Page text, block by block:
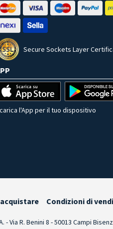
Secure Sockets Layer
l'App per il tuo dispositivo
Condizioni di
- Via R. Benini 8 - 50013 Campi